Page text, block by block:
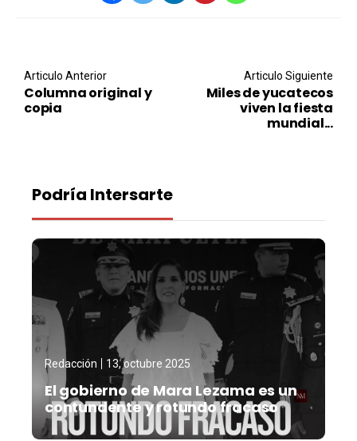
Post navigation
Articulo Anterior
Columna original y
copia
Articulo Siguiente
Miles de yucatecos
viven la fiesta
mundial...
Podría Intersarte
Redacción 13, octubre 2025
El gobierno de Mara Lezama es un
contundente y rotundo fracaso